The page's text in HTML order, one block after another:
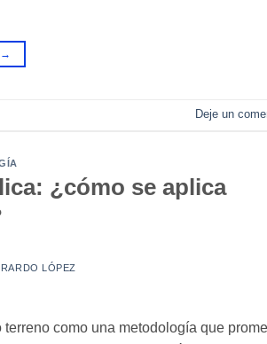
→
Deje un
¿cómo se aplica
LÓPEZ
como una metodología que